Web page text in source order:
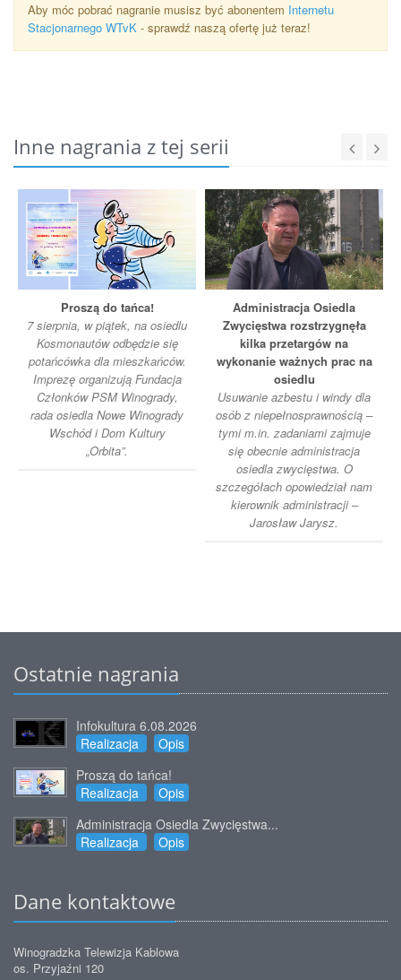
Aby móc pobrać nagranie musisz być abonentem Internetu
Stacjonarnego WTvK - sprawdź naszą ofertę już teraz!
Inne nagrania z tej serii
Proszą do tańca!
7 sierpnia, w piątek, na osiedlu
Kosmonautów odbędzie się
potańcówka dla mieszkańców.
Imprezę organizują Fundacja
Członków PSM Winogrady,
rada osiedla Nowe Winogrady
Wschód i Dom Kultury
„Orbita”.
Administracja Osiedla
Zwycięstwa rozstrzygnęła
kilka przetargów na
wykonanie ważnych prac na
osiedlu
Usuwanie azbestu i windy dla
osób z niepełnosprawnością –
tymi m.in. zadaniami zajmuje
się obecnie administracja
osiedla zwycięstwa. O
szczegółach opowiedział nam
kierownik administracji –
Jarosław Jarysz.
Ostatnie nagrania
Infokultura 6.08.2026
Realizacja
Opis
Proszą do tańca!
Realizacja
Opis
Administracja Osiedla Zwycięstwa...
Realizacja
Opis
Dane kontaktowe
Winogradzka Telewizja Kablowa
os. Przyjaźni 120